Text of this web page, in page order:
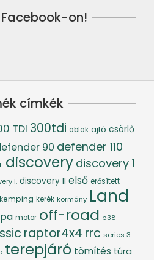
on!
címkék
TDI 300tdi ablak ajtó csörlő
90 defender 110
discovery discovery 1
I. discovery II első erősített
kemping kerék kormány Land
motor off-road p38
raptor4x4 rrc series 3
terepjáró tömítés túra